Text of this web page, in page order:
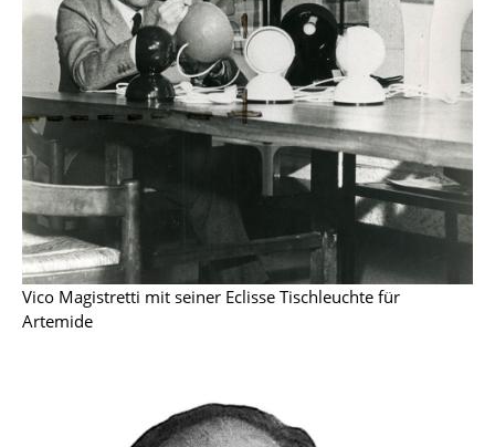
Figuren & Miniaturen
Vasen
Tabletts
Büroutensilien
Aufbewahrungsboxen
Decken
Kissen
Teppiche
... alle Accessoires
Vico Magistretti mit seiner Eclisse Tischleuchte für
Artemide